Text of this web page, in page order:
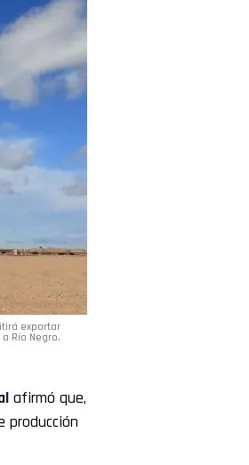
exportar
Río Negro.
afirmó que,
producción